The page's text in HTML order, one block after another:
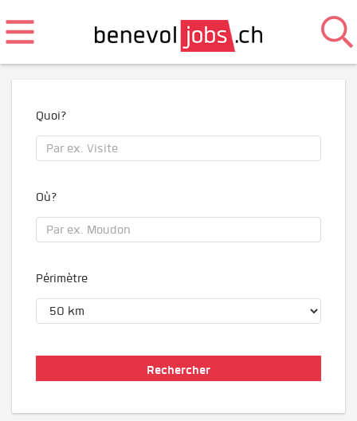
Quoi?
Où?
Périmètre